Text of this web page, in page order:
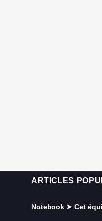
ARTICLES
Notebook ➤ Cet